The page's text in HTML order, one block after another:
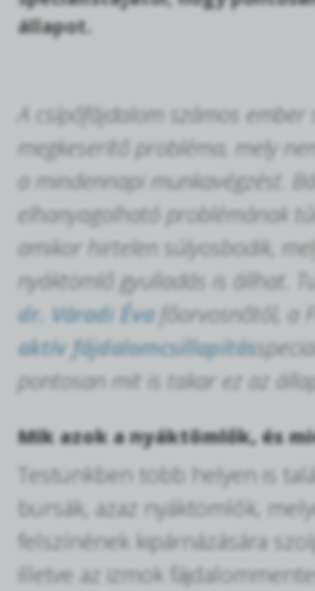
állapot.
A csípőfájdalom számos
megkeserítő probléma, mely
a mindennapi munkavégzést.
elhanyagolható problémának
amikor hirtelen súlyosbodik,
nyáktömlő gyulladás is állhat.
dr. Váradi Éva főorvosnőtől, a
aktív fájdalomcsillapítás
pontosan mit is takar ez az
Mik azok a nyáktömlők, és
Testünkben több helyen is
bursák, azaz nyáktömlők,
felszínének kipárnázására
illetve az izmok